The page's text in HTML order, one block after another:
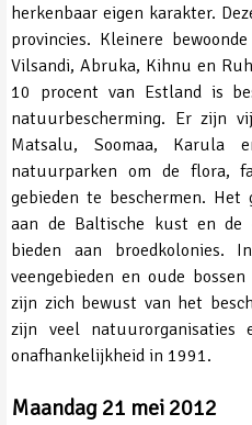
herkenbaar eigen karakter.
provincies. Kleinere
Vilsandi, Abruka, Kihnu en
10 procent van Estland is
natuurbescherming. Er zijn
Matsalu, Soomaa, Karula
natuurparken om de flora,
gebieden te beschermen.
aan de Baltische kust en de
bieden aan broedkolonies.
veengebieden en oude
zijn zich bewust van het
zijn veel natuurorganisaties
onafhankelijkheid in 1991.
Maandag 21 mei 2012